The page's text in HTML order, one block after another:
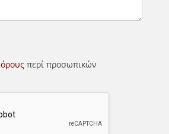
όρουςπερί προσωπικών